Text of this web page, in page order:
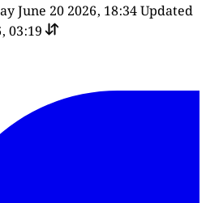
June 20 2026, 18:34Updated
03:19